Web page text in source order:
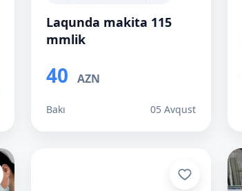
Laqunda makita 115
mmlik
40 AZN
Bakı 05 Avqust